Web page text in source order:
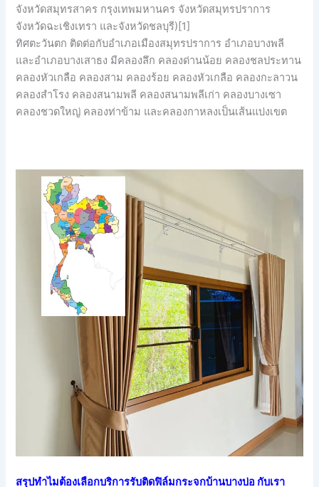
จังหวัดสมุทรสาคร กรุงเทพมหานคร จังหวัดสมุทรปราการ
จังหวัดฉะเชิงเทรา และจังหวัดชลบุรี)[1]
ทิศตะวันตก ติดต่อกับอำเภอเมืองสมุทรปราการ อำเภอบางพลี
และอำเภอบางเสาธง มีคลองลึก คลองด่านน้อย คลองชลประทาน
คลองหัวเกลือ คลองสาม คลองร้อย คลองหัวเกลือ คลองกะลาวน
คลองสำโรง คลองสนามพลี คลองสนามพลีเก่า คลองบางเซา
คลองชวดใหญ่ คลองท่าข้าม และคลองกาหลงเป็นเส้นแบ่งเขต
สรุปทำไมต้องเลือกบริการรับติดฟิล์มกระจกบ้านบางบ่อ กับเรา